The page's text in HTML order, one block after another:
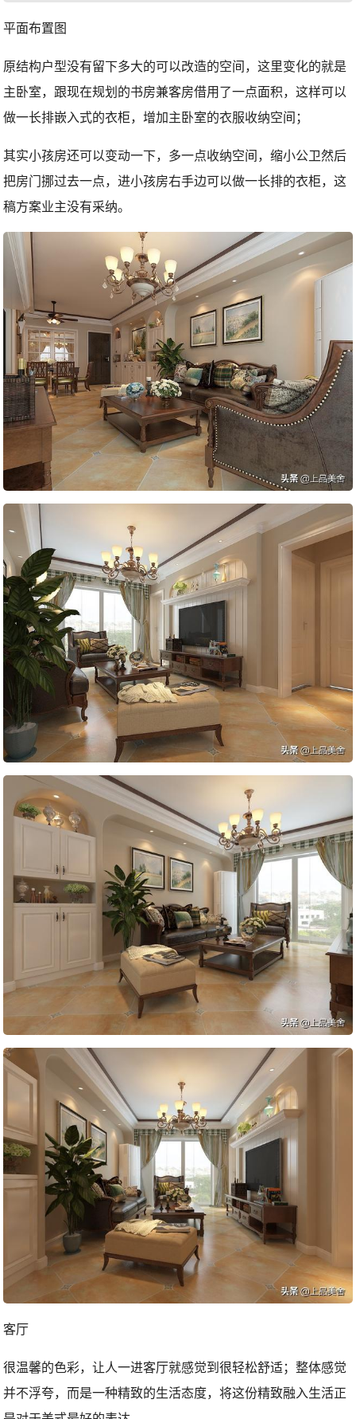
平面布置图
原结构户型没有留下多大的可以改造的空间，这里变化的就是
主卧室，跟现在规划的书房兼客房借用了一点面积，这样可以
做一长排嵌入式的衣柜，增加主卧室的衣服收纳空间；
其实小孩房还可以变动一下，多一点收纳空间，缩小公卫然后
把房门挪过去一点，进小孩房右手边可以做一长排的衣柜，这
稿方案业主没有采纳。
客厅
很温馨的色彩，让人一进客厅就感觉到很轻松舒适；整体感觉
并不浮夸，而是一种精致的生活态度，将这份精致融入生活正